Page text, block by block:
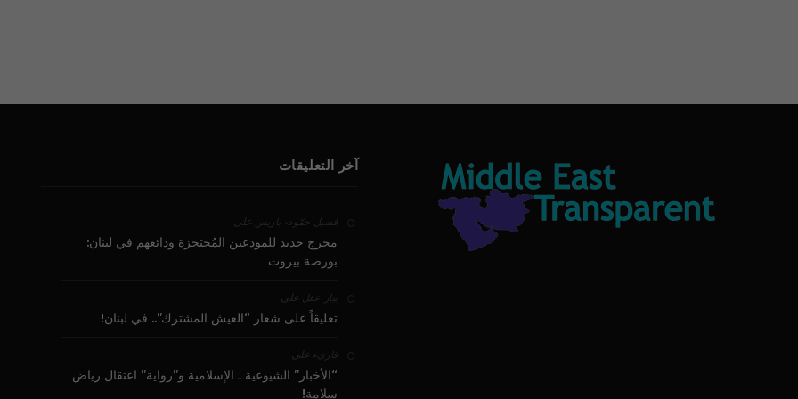
آخر التعليقات
فضيل حمّود - باريس على
مخرج جديد للمودعين المُحتجزة ودائعهم في لبنان:
بورصة بيروت
بيار عقل على
تعليقاً على شعار “العيش المشترك”.. في لبنان!
قارىء على
“الأخبار” الشيوعية ـ الإسلامية و”رواية” اعتقال رياض
سلامة!